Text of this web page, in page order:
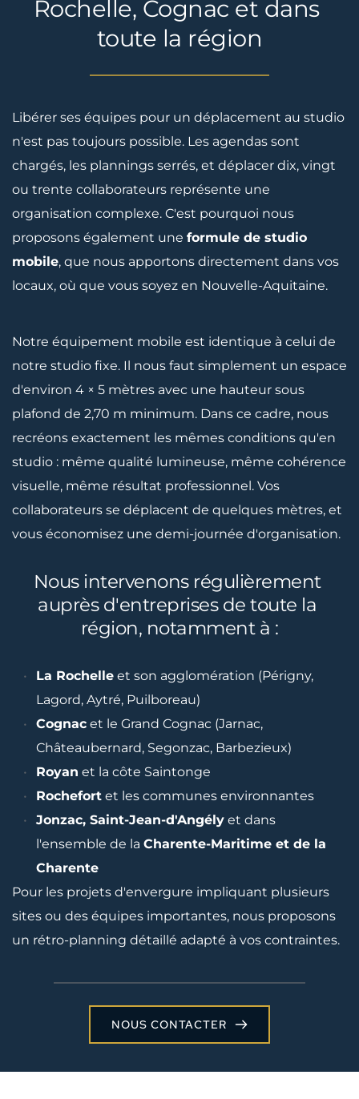
Rochelle, Cognac et dans
toute la région
Libérer ses équipes pour un déplacement au studio
n'est pas toujours possible. Les agendas sont
chargés, les plannings serrés, et déplacer dix, vingt
ou trente collaborateurs représente une
organisation complexe. C'est pourquoi nous
proposons également une formule de studio
mobile, que nous apportons directement dans vos
locaux, où que vous soyez en Nouvelle-Aquitaine.
Notre équipement mobile est identique à celui de
notre studio fixe. Il nous faut simplement un espace
d'environ 4 × 5 mètres avec une hauteur sous
plafond de 2,70 m minimum. Dans ce cadre, nous
recréons exactement les mêmes conditions qu'en
studio : même qualité lumineuse, même cohérence
visuelle, même résultat professionnel. Vos
collaborateurs se déplacent de quelques mètres, et
vous économisez une demi-journée d'organisation.
Nous intervenons régulièrement
auprès d'entreprises de toute la
région, notamment à :
La Rochelle et son agglomération (Périgny,
Lagord, Aytré, Puilboreau)
Cognac et le Grand Cognac (Jarnac,
Châteaubernard, Segonzac, Barbezieux)
Royan et la côte Saintonge
Rochefort et les communes environnantes
Jonzac, Saint-Jean-d'Angély et dans
l'ensemble de la Charente-Maritime et de la
Charente
Pour les projets d'envergure impliquant plusieurs
sites ou des équipes importantes, nous proposons
un rétro-planning détaillé adapté à vos contraintes.
NOUS CONTACTER